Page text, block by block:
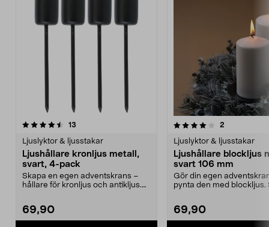
13
Ljuslyktor & ljusstakar
Ljushållare kronljus metall,
svart, 4-pack
Skapa en egen adventskrans –
hållare för kronljus och antikljus.
69,90
4.0 av 5 stjärnor 2
Ljuslyktor & ljusstakar
Ljushållare blockljus
svart 106 mm
Gör din egen
pynta den med blockljus.
69,90
4.5 av 5 stjärnor